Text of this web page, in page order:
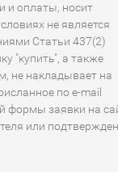
и оплаты, носит
не является
Статьи 437(2)
"купить", а также
не накладывает на
по e-mail
формы заявки на
или